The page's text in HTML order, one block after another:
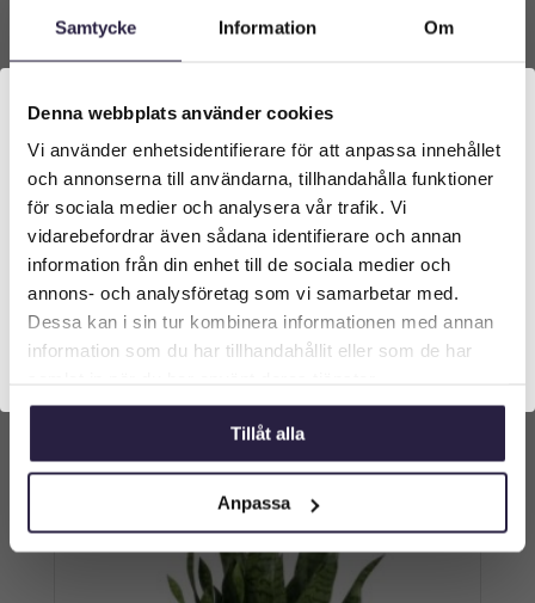
Samtycke Information Om
Denna webbplats använder cookies
Vi använder enhetsidentifierare för att anpassa innehållet
och annonserna till användarna, tillhandahålla funktioner
för sociala medier och analysera vår trafik. Vi
vidarebefordrar även sådana identifierare och annan
information från din enhet till de sociala medier och
annons- och analysföretag som vi samarbetar med.
Dessa kan i sin tur kombinera informationen med annan
information som du har tillhandahållit eller som de har
Tillåt alla
Anpassa
Murgröna | Konstgjord Stor grön Ivy ring UV
65 cm
3529kr
Välkommen till Webflower
Vilken typ av kund är du? Du kan alltid justera ditt val
längst upp på sidan.
Företagskund (exkl. moms)
Privatkund (inkl. moms)